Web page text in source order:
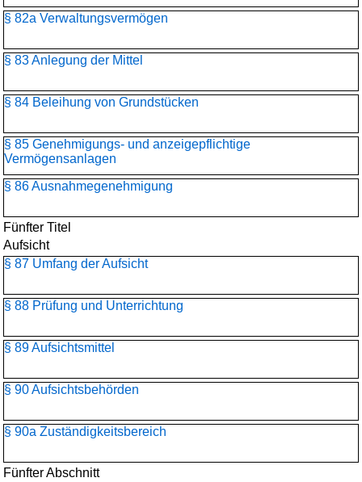
§ 82a Verwaltungsvermögen
§ 83 Anlegung der Mittel
§ 84 Beleihung von Grundstücken
§ 85 Genehmigungs- und anzeigepflichtige
Vermögensanlagen
§ 86 Ausnahmegenehmigung
Fünfter Titel
Aufsicht
§ 87 Umfang der Aufsicht
§ 88 Prüfung und Unterrichtung
§ 89 Aufsichtsmittel
§ 90 Aufsichtsbehörden
§ 90a Zuständigkeitsbereich
Fünfter Abschnitt